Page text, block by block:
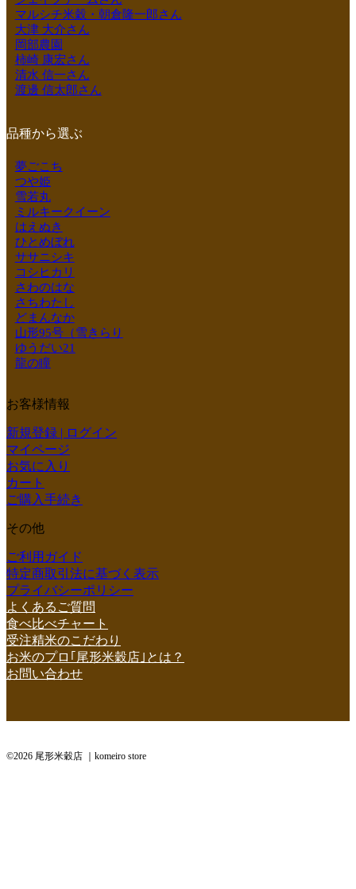
マルシチ米穀・朝倉隆一郎さん
大津 大介さん
岡部農園
柿崎 康宏さん
清水 信一さん
渡邊 信太郎さん
品種から選ぶ
夢ごこち
つや姫
雪若丸
ミルキークイーン
はえぬき
ひとめぼれ
ササニシキ
コシヒカリ
さわのはな
さちわたし
どまんなか
山形95号（雪きらり
ゆうだい21
龍の瞳
お客様情報
新規登録 | ログイン
マイページ
お気に入り
カート
ご購入手続き
その他
ご利用ガイド
特定商取引法に基づく表示
プライバシーポリシー
よくあるご質問
食べ比べチャート
受注精米のこだわり
お米のプロ｢尾形米穀店｣とは？
お問い合わせ
©2026 尾形米穀店 ｜komeiro store